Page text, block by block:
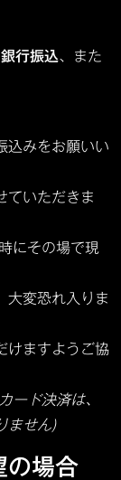
行振込、また
込みをお願いい
ていただきま
にその場で現
大変恐れ入りま
けますようご協
ード決済は、
ません)
の場合